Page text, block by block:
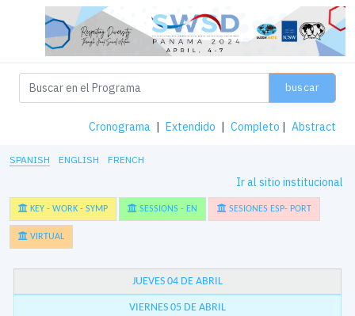
buscar
Cronograma | Extendido | Completo | Abstract
SPANISH ENGLISH FRENCH
Ir al sitio institucional
KEY - WORK - SYMP SESSIONS - EN SESIONES ESP- PORT
VIRTUAL
JUEVES 04 DE ABRIL
VIERNES 05 DE ABRIL